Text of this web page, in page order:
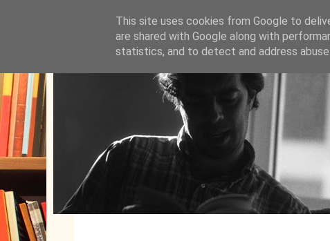
This site uses cookies from Google to
are shared with Google along with
statistics, and to detect and address abuse.